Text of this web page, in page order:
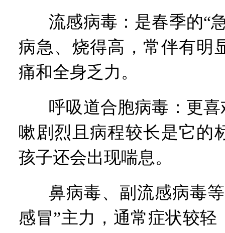
流感病毒：是春季的“
病急、烧得高，常伴有明
痛和全身乏力。
呼吸道合胞病毒：更
嗽剧烈且病程较长是它的
孩子还会出现喘息。
鼻病毒、副流感病毒
感冒”主力，通常症状较轻